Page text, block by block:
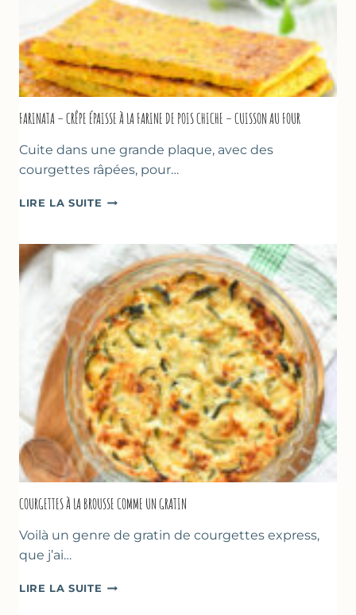
FARINATA – CRÊPE ÉPAISSE À LA FARINE DE POIS CHICHE – CUISSON AU FOUR
Cuite dans une grande plaque, avec des
courgettes râpées, pour…
LIRE LA SUITE FARINATA
ÉPAISSE
À
LA
FARINE
DE
POIS
CHICHE
–
CUISSON
AU
FOUR
COURGETTES À LA BROUSSE COMME UN GRATIN
Voilà un genre de gratin de courgettes express,
que j’ai…
LIRE LA SUITE COURGETTES